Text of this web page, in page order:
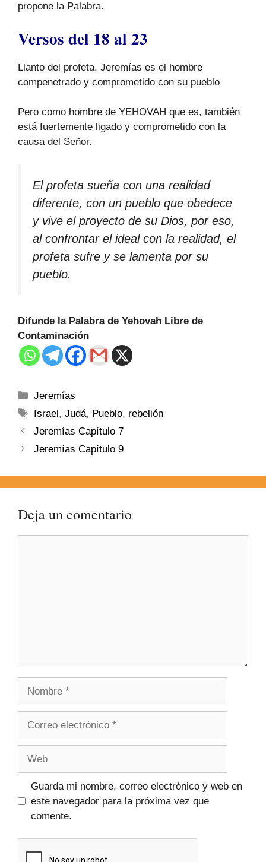
propone la Palabra.
Versos del 18 al 23
Llanto del profeta. Jeremías es el hombre
compenetrado y comprometido con su pueblo
Pero como hombre de YEHOVAH que es, también
está fuertemente ligado y comprometido con la
causa del Señor.
El profeta sueña con una realidad
diferente, con un pueblo que obedece
y vive el proyecto de su Dios, por eso,
al confrontar el ideal con la realidad, el
profeta sufre y se lamenta por su
pueblo.
Difunde la Palabra de Yehovah Libre de
Contaminación
Jeremías
Israel,Judá, Pueblo, rebelión
Jeremías Capítulo 7
Jeremías Capítulo 9
Deja un comentario
Guarda mi nombre, correo electrónico y web en
este navegador para la próxima vez que
comente.